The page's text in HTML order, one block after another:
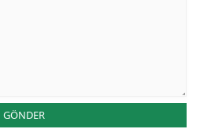
GÖNDER